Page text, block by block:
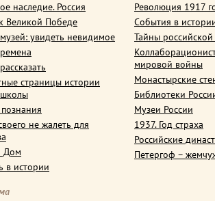
наследие. Россия
Великой Победе
увидеть невидимое
страницы истории
не жалеть для
Дом
в истории
Революция 1917
События в
Тайны
мировой войны
Монастырские
Библиотеки
Музеи России
1937. Год страха
Российские
Петергоф –